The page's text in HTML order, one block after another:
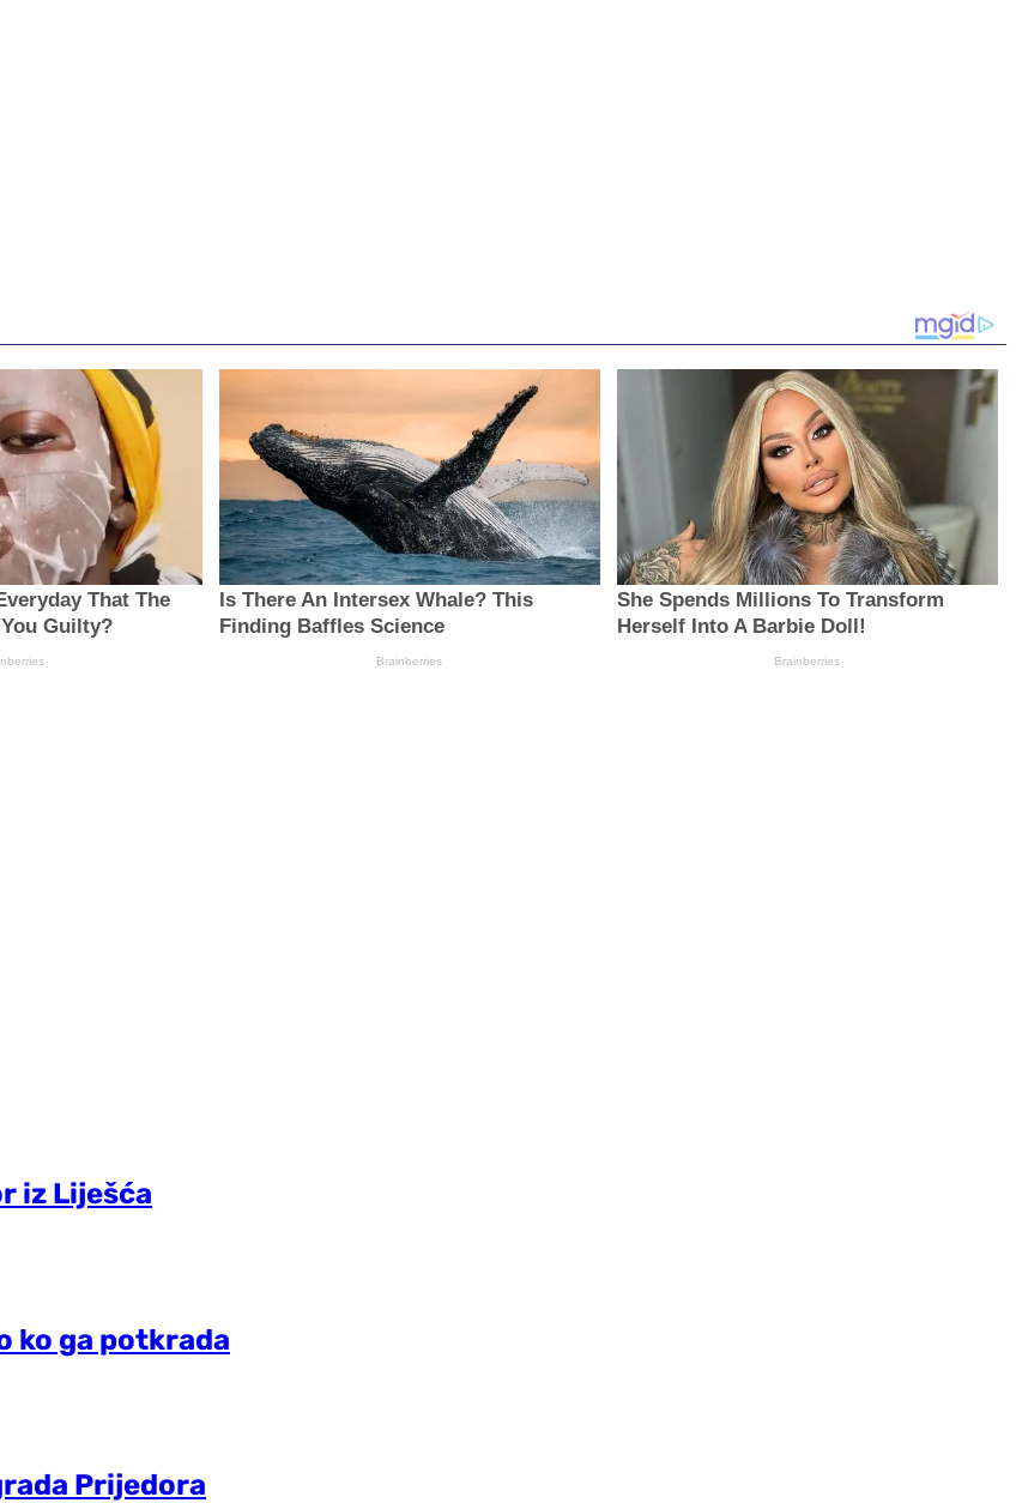
iz Liješća
ko ga potkrada
Prijedora